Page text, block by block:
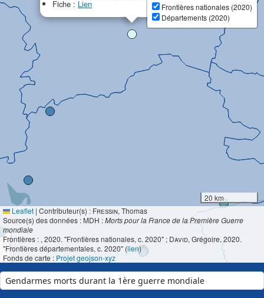
Fiche : Lien
Frontières nationales (2020)
Départements (2020)
20 km
Leaflet | Contributeur(s) : Fressin, Thomas
Source(s) des données : MDH :Morts pour la France de la Première Guerre
mondiale
Frontières : , 2020. "Frontières nationales, c. 2020" ; David, Grégoire, 2020.
"Frontières départementales, c. 2020" (lien)
Fonds de carte : Projet geojson-xyz